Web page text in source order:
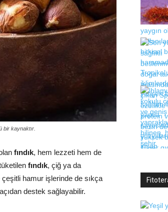
bir kaynaktır.
fındık, hem lezzeti hem de
fındık, çiğ ya da
hamur işlerinde de sıkça
destek sağlayabilir.